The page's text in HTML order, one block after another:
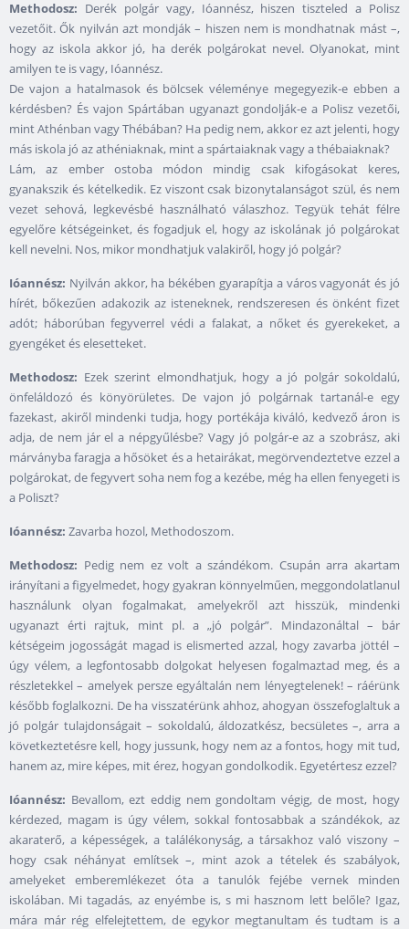
Methodosz: Derék polgár vagy, Ióannész, hiszen tiszteled a Polisz
vezetőit. Ők nyilván azt mondják – hiszen nem is mondhatnak mást –,
hogy az iskola akkor jó, ha derék polgárokat nevel. Olyanokat, mint
amilyen te is vagy, Ióannész.
De vajon a hatalmasok és bölcsek véleménye megegyezik-e ebben a
kérdésben? És vajon Spártában ugyanazt gondolják-e a Polisz vezetői,
mint Athénban vagy Thébában? Ha pedig nem, akkor ez azt jelenti, hogy
más iskola jó az athéniaknak, mint a spártaiaknak vagy a thébaiaknak?
Lám, az ember ostoba módon mindig csak kifogásokat keres,
gyanakszik és kételkedik. Ez viszont csak bizonytalanságot szül, és nem
vezet sehová, legkevésbé használható válaszhoz. Tegyük tehát félre
egyelőre kétségeinket, és fogadjuk el, hogy az iskolának jó polgárokat
kell nevelni. Nos, mikor mondhatjuk valakiről, hogy jó polgár?
Ióannész: Nyilván akkor, ha békében gyarapítja a város vagyonát és jó
hírét, bőkezűen adakozik az isteneknek, rendszeresen és önként fizet
adót; háborúban fegyverrel védi a falakat, a nőket és gyerekeket, a
gyengéket és elesetteket.
Methodosz: Ezek szerint elmondhatjuk, hogy a jó polgár sokoldalú,
önfeláldozó és könyörületes. De vajon jó polgárnak tartanál-e egy
fazekast, akiről mindenki tudja, hogy portékája kiváló, kedvező áron is
adja, de nem jár el a népgyűlésbe? Vagy jó polgár-e az a szobrász, aki
márványba faragja a hősöket és a hetairákat, megörvendeztetve ezzel a
polgárokat, de fegyvert soha nem fog a kezébe, még ha ellen fenyegeti is
a Poliszt?
Ióannész: Zavarba hozol, Methodoszom.
Methodosz: Pedig nem ez volt a szándékom. Csupán arra akartam
irányítani a figyelmedet, hogy gyakran könnyelműen, meggondolatlanul
használunk olyan fogalmakat, amelyekről azt hisszük, mindenki
ugyanazt érti rajtuk, mint pl. a „jó polgár”. Mindazonáltal – bár
kétségeim jogosságát magad is elismerted azzal, hogy zavarba jöttél –
úgy vélem, a legfontosabb dolgokat helyesen fogalmaztad meg, és a
részletekkel – amelyek persze egyáltalán nem lényegtelenek! – ráérünk
később foglalkozni. De ha visszatérünk ahhoz, ahogyan összefoglaltuk a
jó polgár tulajdonságait – sokoldalú, áldozatkész, becsületes –, arra a
következtetésre kell, hogy jussunk, hogy nem az a fontos, hogy mit tud,
hanem az, mire képes, mit érez, hogyan gondolkodik. Egyetértesz ezzel?
Ióannész: Bevallom, ezt eddig nem gondoltam végig, de most, hogy
kérdezed, magam is úgy vélem, sokkal fontosabbak a szándékok, az
akaraterő, a képességek, a találékonyság, a társakhoz való viszony –
hogy csak néhányat említsek –, mint azok a tételek és szabályok,
amelyeket emberemlékezet óta a tanulók fejébe vernek minden
iskolában. Mi tagadás, az enyémbe is, s mi hasznom lett belőle? Igaz,
mára már rég elfelejtettem, de egykor megtanultam és tudtam is a